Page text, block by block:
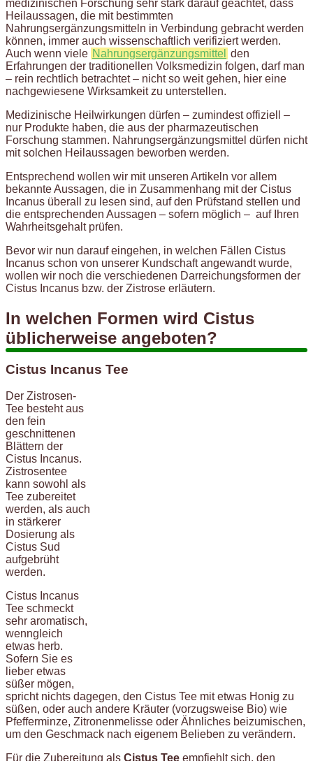
medizinischen Forschung sehr stark darauf geachtet, dass
Heilaussagen, die mit bestimmten
Nahrungsergänzungsmitteln in Verbindung gebracht werden
können, immer auch wissenschaftlich verifiziert werden.
Auch wenn viele Nahrungsergänzungsmittel den
Erfahrungen der traditionellen Volksmedizin folgen, darf man
– rein rechtlich betrachtet – nicht so weit gehen, hier eine
nachgewiesene Wirksamkeit zu unterstellen.
Medizinische Heilwirkungen dürfen – zumindest offiziell –
nur Produkte haben, die aus der pharmazeutischen
Forschung stammen. Nahrungsergänzungsmittel dürfen nicht
mit solchen Heilaussagen beworben werden.
Entsprechend wollen wir mit unseren Artikeln vor allem
bekannte Aussagen, die in Zusammenhang mit der Cistus
Incanus überall zu lesen sind, auf den Prüfstand stellen und
die entsprechenden Aussagen – sofern möglich – auf Ihren
Wahrheitsgehalt prüfen.
Bevor wir nun darauf eingehen, in welchen Fällen Cistus
Incanus schon von unserer Kundschaft angewandt wurde,
wollen wir noch die verschiedenen Darreichungsformen der
Cistus Incanus bzw. der Zistrose erläutern.
In welchen Formen wird Cistus
üblicherweise angeboten?
Cistus Incanus Tee
Der Zistrosen-
Tee besteht aus
den fein
geschnittenen
Blättern der
Cistus Incanus.
Zistrosentee
kann sowohl als
Tee zubereitet
werden, als auch
in stärkerer
Dosierung als
Cistus Sud
aufgebrüht
werden.
Cistus Incanus
Tee schmeckt
sehr aromatisch,
wenngleich
etwas herb.
Sofern Sie es
lieber etwas
süßer mögen,
spricht nichts dagegen, den Cistus Tee mit etwas Honig zu
süßen, oder auch andere Kräuter (vorzugsweise Bio) wie
Pfefferminze, Zitronenmelisse oder Ähnliches beizumischen,
um den Geschmack nach eigenem Belieben zu verändern.
Für die Zubereitung als Cistus Tee empfiehlt sich, den